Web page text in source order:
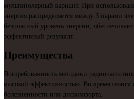
мультиполярный вариант. При
энергия распределяется между 3 парами
безопасный уровень энергии,
эффективный результат.
Преимущества
Востребованность методики
высокой эффективностью. Во время
болезненности или дискомфорта.